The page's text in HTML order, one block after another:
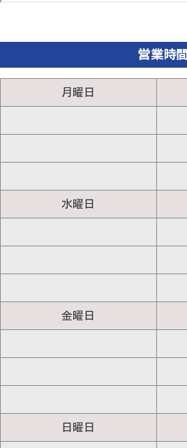
営業時間
月曜日
水曜日
金曜日
日曜日